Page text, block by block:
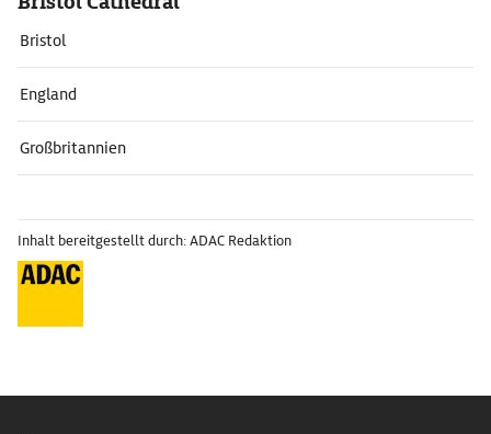
Bristol
England
Großbritannien
Inhalt bereitgestellt durch: ADAC Redaktion